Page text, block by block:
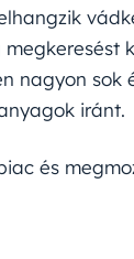
nagyon
iránt.
és